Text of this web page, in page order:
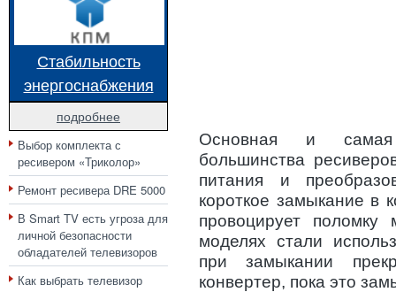
Стабильность
энергоснабжения
подробнее
Выбор комплекта с
ресивером «Триколор»
Ремонт ресивера DRE 5000
В Smart TV есть угроза для
личной безопасности
обладателей телевизоров
Как выбрать телевизор
Основная и самая
большинства
питания и
короткое замыкание в
провоцирует поломку
моделях стали
при замыкании
конвертер, пока это